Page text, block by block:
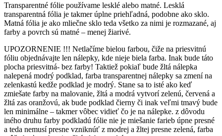
Transparentné fólie používame lesklé alebo matné. Lesklá
transparentná fólia je takmer úplne priehľadná, podobne ako sklo.
Matná fólia je ako mliečne sklo teda všetko za nimi je rozmazané, aj
farby a povrch sú matné – menej žiarivé.
UPOZORNENIE !!! Netlačíme bielou farbou, čiže na priesvitnú
fóliu objednávajte len nálepky, kde nieje biela farba. Inak bude táto
plocha priesvitná- bez farby! Taktiež pokiaľ bude žltá nálepka
nalepená modrý podklad, farba transparentnej nálepky sa zmení na
zelenkastú kedže podklad je modrý. Stane sa to isté ako keď
zmiešate farby na malovanie, žltá a modrá vytvorí zelenú, červená a
žltá zas oranžovú, ak bude podklad čierny či inak veľmi tmavý bude
len minimálne – takmer vôbec vidieť čo je na nálepke. z dôvodu
iného druhu farby podkladú fólie nie je miešanie farieb úpne presné
a teda nemusí presne vzniknúť z modrej a žltej presne zelená, farba